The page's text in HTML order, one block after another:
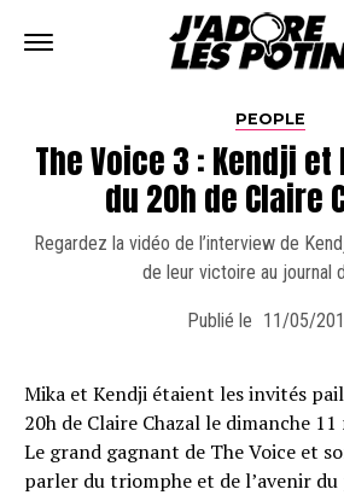
PEOPLE
The Voice 3 : Kendji
du 20h de Claire
Regardez la vidéo de l’interview de
de leur victoire au journal
Publié le 11/05/
Mika et Kendji étaient les invités
20h de Claire Chazal le dimanche 11
Le grand gagnant de The Voice et
parler du triomphe et de l’avenir